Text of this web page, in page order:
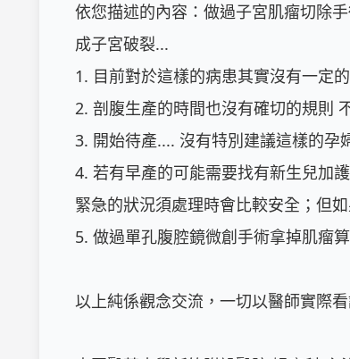
依您描述的內容：做過子宮肌瘤切除
成子宮破裂...
1. 目前對於這樣的病患其實沒有一定
2. 剖腹生產的時間也沒有確切的規則
3. 開始待產.... 沒有特別建議這樣的孕
4. 若有早產的可能需要找有新生兒加
緊急的狀況須處理時會比較安全；但
5. 做過單孔腹腔鏡微創手術拿掉肌瘤
以上純係觀念交流，一切以醫師實際看